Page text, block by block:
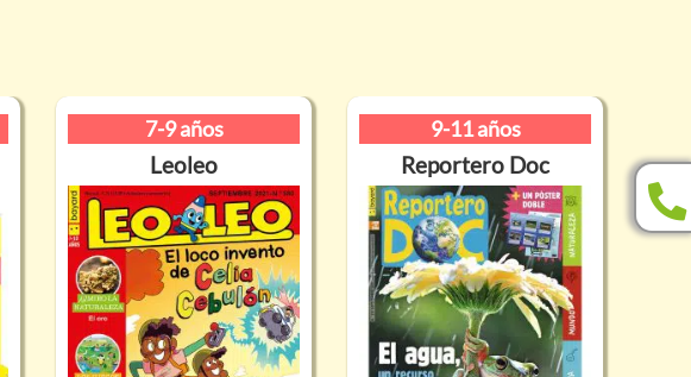
7-9 años
Leoleo
9-11 años
Reportero Doc